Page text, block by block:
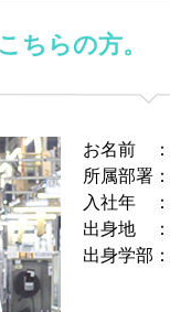
ちらの方。
お名前
所属部署
入社年
出身地
出身学部